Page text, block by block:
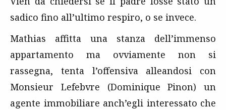
sadico fino all’ultimo respiro, o se invece.
Mathias affitta una stanza dell’immenso
appartamento ma ovviamente non si
rassegna, tenta l’offensiva alleandosi con
Monsieur Lefebvre (Dominique Pinon) un
agente immobiliare anch’egli interessato che